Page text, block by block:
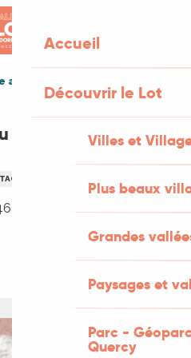
Accueil
Découvrir le Lot
Villes et
Plus beaux
Grandes
Paysages et
Parc -
Quercy
au musée Zadkine des Arques
musée Zadkine des
Les Arques